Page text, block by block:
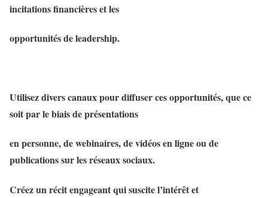
incitations financières et les
opportunités de leadership.
Utilisez divers canaux pour diffuser ces opportunités, que ce
soit par le biais de présentations
en personne, de webinaires, de vidéos en ligne ou de
publications sur les réseaux sociaux.
Créez un récit engageant qui suscite l’intérêt et